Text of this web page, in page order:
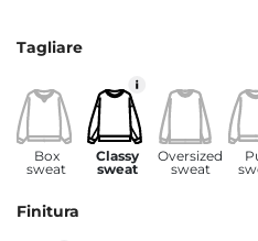
Tagliare
Box
sweat
Classy
sweat
Oversized
sweat
Finitura